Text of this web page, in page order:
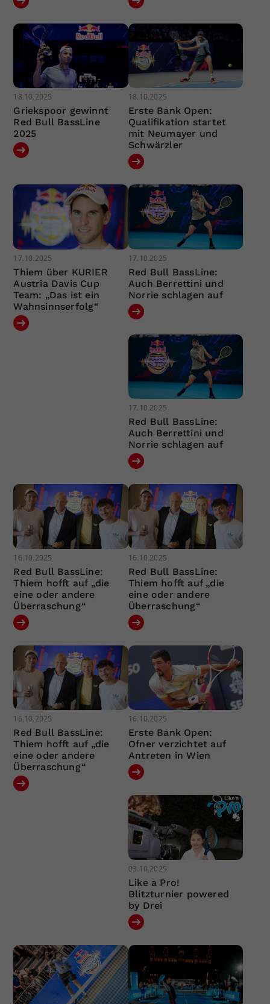
18.10.2025
Griekspoor gewinnt
Red Bull BassLine
2025
18.10.2025
Erste Bank Open:
Qualifikation startet
mit Neumayer und
Schwärzler
17.10.2025
Thiem über KURIER
Austria Davis Cup
Team: „Das ist ein
Wahnsinnserfolg“
17.10.2025
Red Bull BassLine:
Auch Berrettini und
Norrie schlagen auf
17.10.2025
Red Bull BassLine:
Auch Berrettini und
Norrie schlagen auf
16.10.2025
Red Bull BassLine:
Thiem hofft auf „die
eine oder andere
Überraschung“
16.10.2025
Red Bull BassLine:
Thiem hofft auf „die
eine oder andere
Überraschung“
16.10.2025
Red Bull BassLine:
Thiem hofft auf „die
eine oder andere
Überraschung“
16.10.2025
Erste Bank Open:
Ofner verzichtet auf
Antreten in Wien
03.10.2025
Like a Pro!
Blitzturnier powered
by Drei